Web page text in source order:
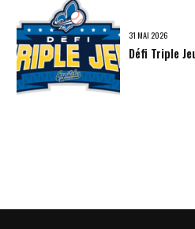
31 MAI 2026
Défi Triple